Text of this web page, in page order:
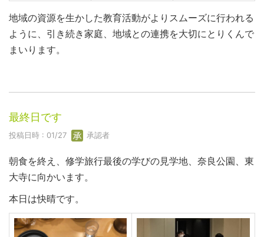
地域の資源を生かした教育活動がよりスムーズに行われる
ように、引き続き家庭、地域との連携を大切にとりくんで
まいります。
最終日です
投稿日時 : 01/27 承認者
朝食を終え、修学旅行最後の学びの見学地、奈良公園、東
大寺に向かいます。
本日は快晴です。